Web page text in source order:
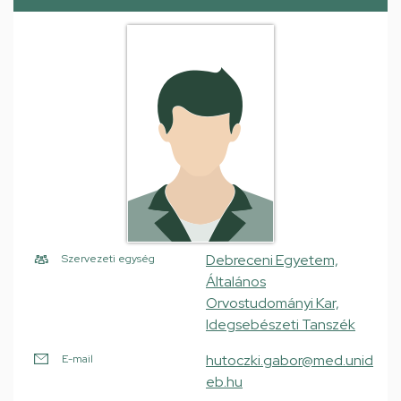
Szervezeti egység
Debreceni Egyetem,
Általános
Orvostudományi Kar,
Idegsebészeti Tanszék
E-mail
hutoczki.gabor@med.unid
eb.hu